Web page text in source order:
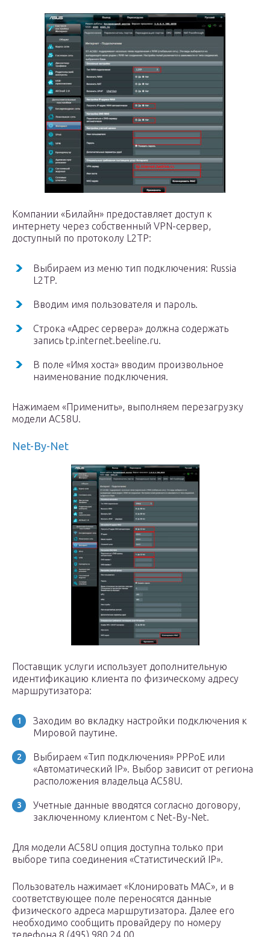
Компании «Билайн» предоставляет доступ к
интернету через собственный VPN-сервер,
доступный по протоколу L2TP:
Выбираем из меню тип подключения: Russia
L2TP.
Вводим имя пользователя и пароль.
Строка «Адрес сервера» должна содержать
запись tp.internet.beeline.ru.
В поле «Имя хоста» вводим произвольное
наименование подключения.
Нажимаем «Применить», выполняем перезагрузку
модели AC58U.
Net-By-Net
Поставщик услуги использует дополнительную
идентификацию клиента по физическому адресу
маршрутизатора:
Заходим во вкладку настройки подключения к
Мировой паутине.
Выбираем «Тип подключения» PPPoE или
«Автоматический IP». Выбор зависит от региона
расположения владельца AC58U.
Учетные данные вводятся согласно договору,
заключенному клиентом с Net-By-Net.
Для модели AC58U опция доступна только при
выборе типа соединения «Статистический IP».
Пользователь нажимает «Клонировать MAC», и в
соответствующее поле переносятся данные
физического адреса маршрутизатора. Далее его
необходимо сообщить провайдеру по номеру
телефона 8 (495) 980 24 00.